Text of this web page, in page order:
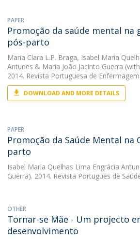
PAPER
Promoção da saúde mental na
pós-parto
Maria Clara L.P. Braga, Isabel Maria
Antunes & Maria João Jacinto Guerra
2014. Revista Portuguesa de
DOWNLOAD AND MORE DETAILS
PAPER
Promoção da Saúde Mental na
parto
Isabel Maria Quelhas Lima Engrácia
Guerra). 2014. Revista Portugues de
OTHER
Tornar-se Mãe - Um projecto
desenvolvimento